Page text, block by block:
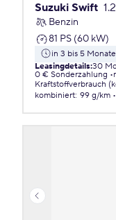
Suzuki Swift
Benzin
81 PS (60 kW)
in 3 bis 5
Leasingdetails:30
0 € Sonderzahlung
Kraftstoffverbrauch
kombiniert: 99 g/km